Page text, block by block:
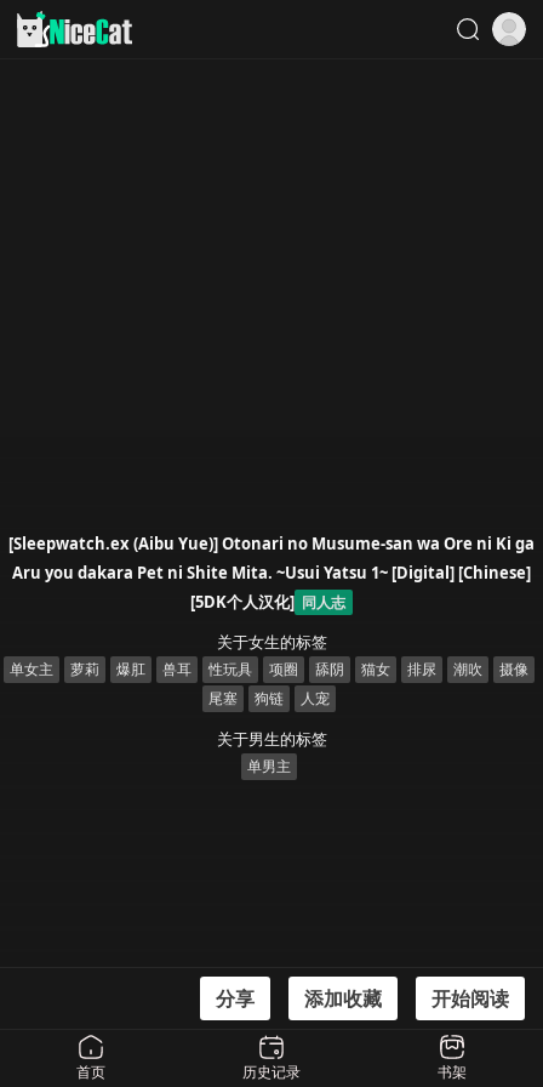
[Sleepwatch.ex (Aibu Yue)] Otonari no Musume-san wa Ore ni Ki ga
Aru you dakara Pet ni Shite Mita. ~Usui Yatsu 1~ [Digital] [Chinese]
[5DK个人汉化] 同人志
关于女生的标签
单女主 萝莉 爆肛 兽耳 性玩具 项圈 舔阴 猫女 排尿 潮吹
摄像
尾塞
狗链 人宠
关于男生的标签
单男主
[Sleepwatch.ex (Aibu Yue)] Otonari no Musume-san wa Ore ni Ki ga Aru you
dakara Pet ni Shite Mita. ~Usui Yatsu 1~ [Digital] [Chinese] [5DK个人汉化]
分享 添加收藏 开始阅读
首页 历史记录 书架